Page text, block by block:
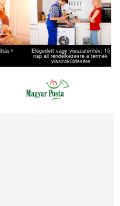
* Elégedett vagy visszatérítés: 15
nap áll rendelkezésre a termék
visszaküldésére